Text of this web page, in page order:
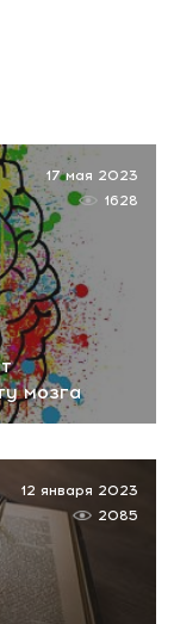
мозга
17 мая 2023
1628
12 января 2023
2085